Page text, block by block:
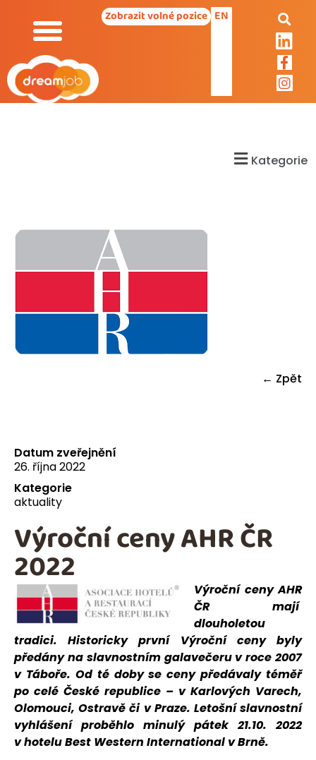
Zobrazit volné pozice EN
Kategorie
← Zpět
Datum zveřejnění
26. října 2022
Kategorie
aktuality
Výroční ceny AHR
ČR mají
dlouholetou
tradici. Historicky první Výroční ceny byly
předány na slavnostním galavečeru v roce 2007
v Táboře. Od té doby seceny předávaly téměř
po celé České republice – v Karlových Varech,
Olomouci, Ostravě či v Praze. Letošní slavnostní
vyhlášení proběhlo minulý pátek 21.10. 2022
v hotelu Best Western International v Brně.
Výroční ceny AHR ČR
2022